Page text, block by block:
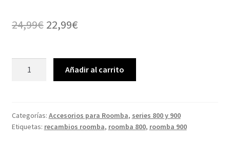
24,99€ El
original
era:
22,99€El
actual
es:
800
y
Añadir al carrito
Categorías: Accesorios para Roomba, series 800 y 900
Etiquetas: recambios roomba, roomba 800, roomba 900